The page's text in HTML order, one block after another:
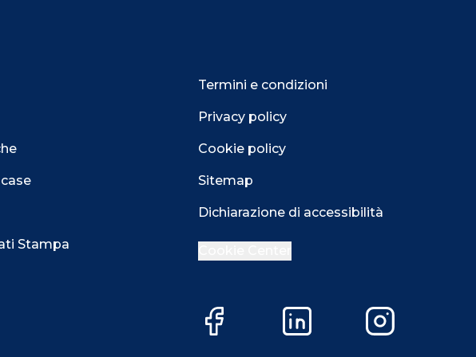
Stampa
Termini e condizioni
Privacy policy
Cookie policy
Sitemap
Dichiarazione di accessibilità
Facebook LinkedIn Instagram